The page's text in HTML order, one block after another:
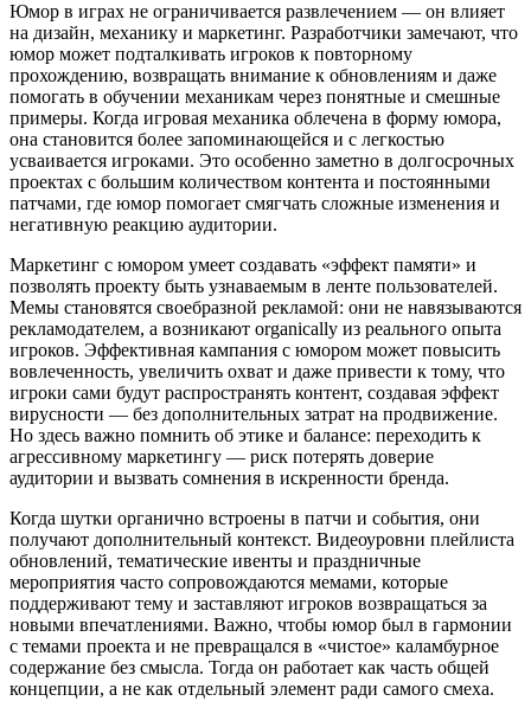
Юмор в играх не ограничивается развлечением — он влияет
на дизайн, механику и маркетинг. Разработчики замечают, что
юмор может подталкивать игроков к повторному
прохождению, возвращать внимание к обновлениям и даже
помогать в обучении механикам через понятные и смешные
примеры. Когда игровая механика облечена в форму юмора,
она становится более запоминающейся и с легкостью
усваивается игроками. Это особенно заметно в долгосрочных
проектах с большим количеством контента и постоянными
патчами, где юмор помогает смягчать сложные изменения и
негативную реакцию аудитории.
Маркетинг с юмором умеет создавать «эффект памяти» и
позволять проекту быть узнаваемым в ленте пользователей.
Мемы становятся своебразной рекламой: они не навязываются
рекламодателем, а возникают organically из реального опыта
игроков. Эффективная кампания с юмором может повысить
вовлеченность, увеличить охват и даже привести к тому, что
игроки сами будут распространять контент, создавая эффект
вирусности — без дополнительных затрат на продвижение.
Но здесь важно помнить об этике и балансе: переходить к
агрессивному маркетингу — риск потерять доверие
аудитории и вызвать сомнения в искренности бренда.
Когда шутки органично встроены в патчи и события, они
получают дополнительный контекст. Видеоуровни плейлиста
обновлений, тематические ивенты и праздничные
мероприятия часто сопровождаются мемами, которые
поддерживают тему и заставляют игроков возвращаться за
новыми впечатлениями. Важно, чтобы юмор был в гармонии
с темами проекта и не превращался в «чистое» каламбурное
содержание без смысла. Тогда он работает как часть общей
концепции, а не как отдельный элемент ради самого смеха.